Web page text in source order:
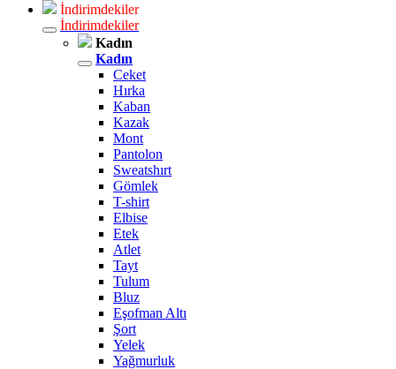
İndirimdekiler
İndirimdekiler
Kadın
Kadın
Ceket
Hırka
Kaban
Kazak
Mont
Pantolon
Sweatshırt
Gömlek
T-shirt
Elbise
Etek
Atlet
Tayt
Tulum
Bluz
Eşofman Altı
Şort
Yelek
Yağmurluk